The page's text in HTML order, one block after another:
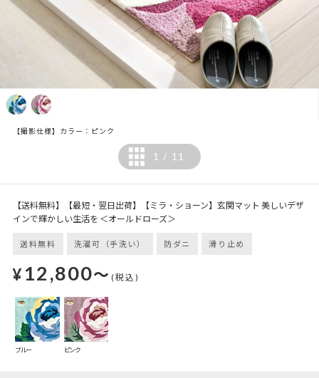
【撮影仕様】カラー：ピンク
1 / 11
【送料無料】【最短・翌日出荷】【ミラ・ショーン】玄関マット 美しいデザ
インで輝かしい生活を ＜オールドローズ＞
送料無料 洗濯可（手洗い） 防ダニ 滑り止め
¥12,800～ (税込)
ブルー ピンク